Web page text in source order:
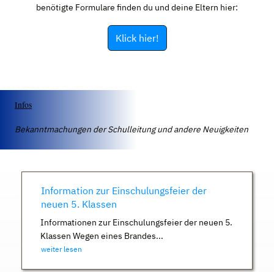
benötigte Formulare finden du und deine Eltern hier:
Klick hier!
Infos
Bekanntmachungen der Schulleitung und andere Neuigkeiten
Information zur Einschulungsfeier der
neuen 5. Klassen
Informationen zur Einschulungsfeier der neuen 5.
Klassen Wegen eines Brandes...
weiter lesen